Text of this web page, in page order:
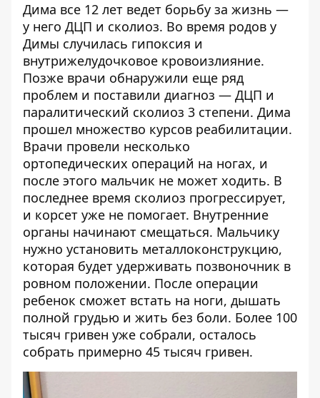
Дима все 12 лет ведет борьбу за жизнь —
у него ДЦП и сколиоз. Во время родов у
Димы случилась гипоксия и
внутрижелудочковое кровоизлияние.
Позже врачи обнаружили еще ряд
проблем и поставили диагноз — ДЦП и
паралитический сколиоз 3 степени. Дима
прошел множество курсов реабилитации.
Врачи провели несколько
ортопедических операций на ногах, и
после этого мальчик не может ходить. В
последнее время сколиоз прогрессирует,
и корсет уже не помогает. Внутренние
органы начинают смещаться. Мальчику
нужно установить металлоконструкцию,
которая будет удерживать позвоночник в
ровном положении. После операции
ребенок сможет встать на ноги, дышать
полной грудью и жить без боли. Более 100
тысяч гривен уже собрали, осталось
собрать примерно 45 тысяч гривен.